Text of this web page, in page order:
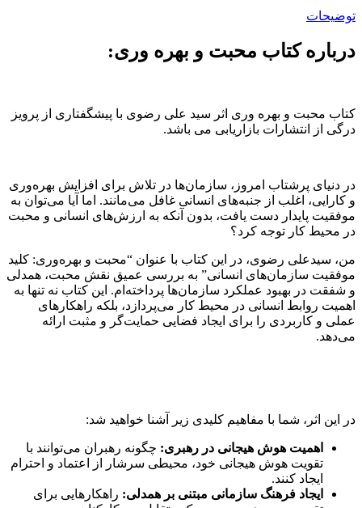
توضیحات
درباره کتاب محبت و بهره وری:
کتاب محبت و بهره وری اثر سید علی رضوی با پیشگفتاری از پرویز
درگی از انتشارات بازاریابی می باشد.
در دنیای پرشتاب امروز، سازمان‌ها در تلاش برای افزایش بهره‌وری
و کارایی، اغلب از جنبه‌های انسانی غافل می‌مانند. اما آیا می‌توان به
موفقیت پایدار دست یافت، بدون آنکه به ارزش‌های انسانی و محبت
در محیط کار توجه کرد؟
من، سیدعلی رضوی، در این کتاب با عنوان “محبت و بهره‌وری: کلید
موفقیت سازمان‌های انسانی” به بررسی عمیق نقش محبت، همدلی
و شفقت در بهبود عملکرد سازمان‌ها پرداخته‌ام. این کتاب نه تنها به
اهمیت روابط انسانی در محیط کار می‌پردازد، بلکه راهکارهای
عملی و کاربردی را برای ایجاد فضایی حمایت‌گر و مثبت ارائه
می‌دهد.
در این اثر، شما با مفاهیم کلیدی زیر آشنا خواهید شد:
اهمیت هوش هیجانی در رهبری: چگونه رهبران می‌توانند با
تقویت هوش هیجانی خود، محیطی سرشار از اعتماد و احترام
ایجاد کنند.
ایجاد فرهنگ سازمانی مبتنی بر همدلی: راهکارهایی برای